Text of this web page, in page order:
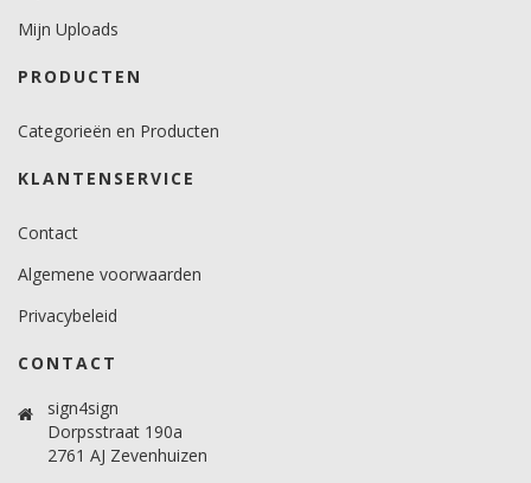
Temperatuurbereik (°C)
12 -38 graden.
12 jaar. (binnen)
Mijn Uploads
PRODUCTEN
Categorieën en Producten
KLANTENSERVICE
Contact
Algemene voorwaarden
Privacybeleid
CONTACT
sign4sign
Dorpsstraat 190a
2761 AJ Zevenhuizen